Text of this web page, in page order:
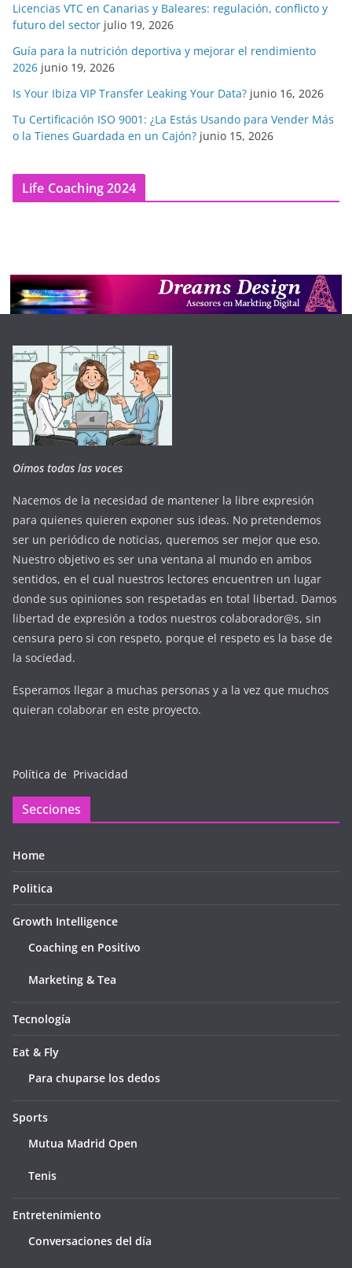
Licencias VTC en Canarias y Baleares: regulación, conflicto y
futuro del sector julio 19, 2026
Guía para la nutrición deportiva y mejorar el rendimiento
2026 junio 19, 2026
Is Your Ibiza VIP Transfer Leaking Your Data? junio 16, 2026
Tu Certificación ISO 9001: ¿La Estás Usando para Vender Más
o la Tienes Guardada en un Cajón? junio 15, 2026
Life Coaching 2024
Oímos todas las voces
Nacemos de la necesidad de mantener la libre expresión
para quienes quieren exponer sus ideas. No pretendemos
ser un periódico de noticias, queremos ser mejor que eso.
Nuestro objetivo es ser una ventana al mundo en ambos
sentidos, en el cual nuestros lectores encuentren un lugar
donde sus opiniones son respetadas en total libertad. Damos
libertad de expresión a todos nuestros colaborador@s, sin
censura pero si con respeto, porque el respeto es la base de
la sociedad.
Esperamos llegar a muchas personas y a la vez que muchos
quieran colaborar en este proyecto.
Política de Privacidad
Secciones
Home
Politica
Growth Intelligence
Coaching en Positivo
Marketing & Tea
Tecnología
Eat & Fly
Para chuparse los dedos
Sports
Mutua Madrid Open
Tenis
Entretenimiento
Conversaciones del día